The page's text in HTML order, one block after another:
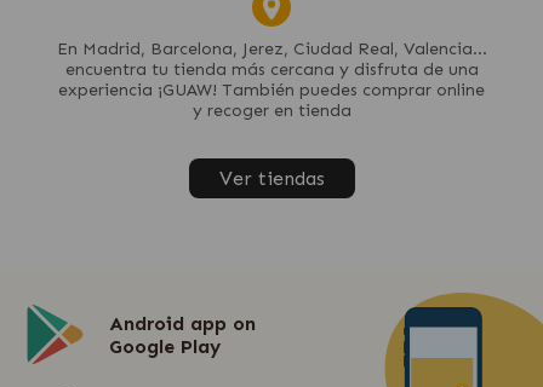
En Madrid, Barcelona, Jerez, Ciudad Real, Valencia...
encuentra tu tienda más cercana y disfruta de una
experiencia ¡GUAW! También puedes comprar online
y recoger en tienda
Ver tiendas
Android app on
Google Play